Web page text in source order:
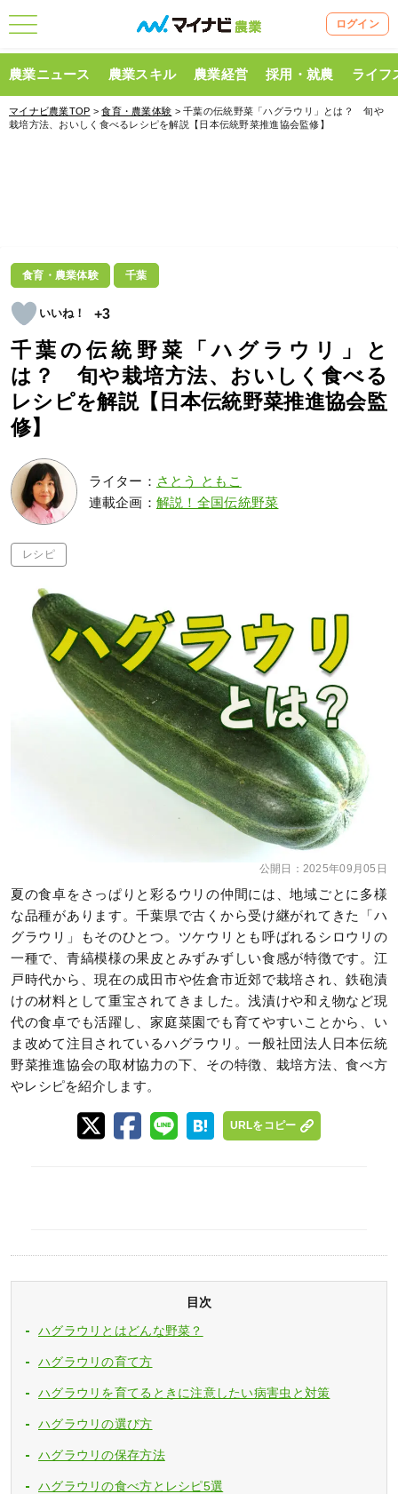
ログイン
農業ニュース 農業スキル 農業経営 採用・就農 ライフ
マイナビ農業TOP >食育・農業体験 > 千葉の伝統野菜「ハグラウリ」とは？ 旬や
栽培方法、おいしく食べるレシピを解説【日本伝統野菜推進協会監修】
食育・農業体験 千葉
+3
千葉の伝統野菜「ハグラウリ」と
は？ 旬や栽培方法、おいしく食べる
レシピを解説【日本伝統野菜推進協会監
修】
ライター： さとう ともこ
連載企画： 解説！全国伝統野菜
レシピ
公開日： 2025年09月05日
夏の食卓をさっぱりと彩るウリの仲間には、地域ごとに多様
な品種があります。千葉県で古くから受け継がれてきた「ハ
グラウリ」もそのひとつ。ツケウリとも呼ばれるシロウリの
一種で、青縞模様の果皮とみずみずしい食感が特徴です。江
戸時代から、現在の成田市や佐倉市近郊で栽培され、鉄砲漬
けの材料として重宝されてきました。浅漬けや和え物など現
代の食卓でも活躍し、家庭菜園でも育てやすいことから、い
ま改めて注目されているハグラウリ。一般社団法人日本伝統
野菜推進協会の取材協力の下、その特徴、栽培方法、食べ方
やレシピを紹介します。
URLをコピー
目次
ハグラウリとはどんな野菜？
ハグラウリの育て方
ハグラウリを育てるときに注意したい病害虫と対策
ハグラウリの選び方
ハグラウリの保存方法
ハグラウリの食べ方とレシピ5選